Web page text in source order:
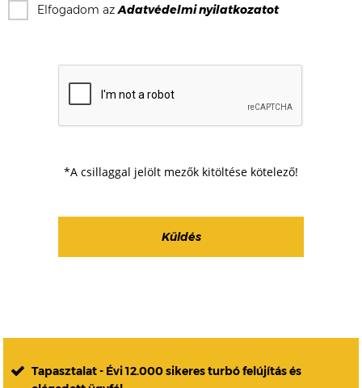
Elfogadom azAdatvédelmi nyilatkozatot
*A csillaggal jelölt mezők kitöltése kötelező!
Tapasztalat - Évi 12.000 sikeres turbó felújítás és